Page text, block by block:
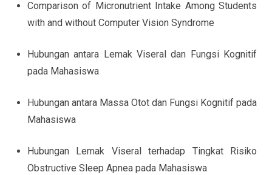
Comparison of Micronutrient Intake Among Students
with and without Computer Vision Syndrome
Hubungan antara Lemak Viseral dan Fungsi Kognitif
pada Mahasiswa
Hubungan antara Massa Otot dan Fungsi Kognitif pada
Mahasiswa
Hubungan Lemak Viseral terhadap Tingkat Risiko
Obstructive Sleep Apnea pada Mahasiswa